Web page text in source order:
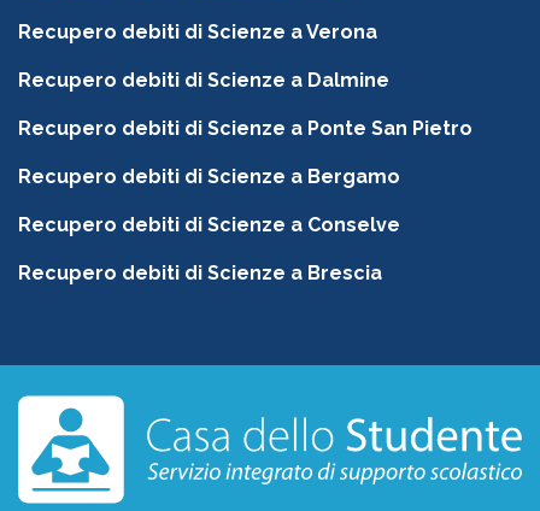
Recupero debiti di Scienze a Verona
Recupero debiti di Scienze a Dalmine
Recupero debiti di Scienze a Ponte San Pietro
Recupero debiti di Scienze a Bergamo
Recupero debiti di Scienze a Conselve
Recupero debiti di Scienze a Brescia